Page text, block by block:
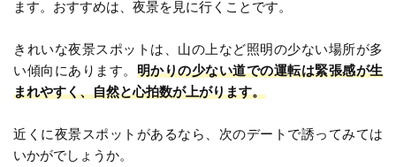
ます。おすすめは、夜景を見に行くことです。
きれいな夜景スポットは、山の上など照明の少ない場所が多
い傾向にあります。 明かりの少ない道での運転は緊張感が生
まれやすく、自然と心拍数が上がります。
近くに夜景スポットがあるなら、次のデートで誘ってみては
いかがでしょうか。